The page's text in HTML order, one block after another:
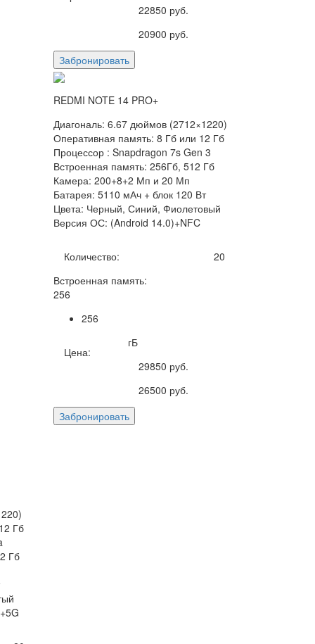
22850 руб.
20900 руб.
Забронировать
REDMI NOTE 14 PRO+
Диагональ: 6.67 дюймов (2712×1220)
Оперативная память: 8 Гб или 12 Гб
Процессор : Snapdragon 7s Gen 3
Встроенная память: 256Гб, 512 Гб
Камера: 200+8+2 Мп и 20 Мп
Батарея: 5110 мАч + блок 120 Вт
Цвета: Черный, Синий, Фиолетовый
Версия ОС: (Android 14.0)+NFC
Количество:
20
Встроенная память:
256
256
гБ
Цена:
29850 руб.
26500 руб.
Забронировать
Гб
Гб